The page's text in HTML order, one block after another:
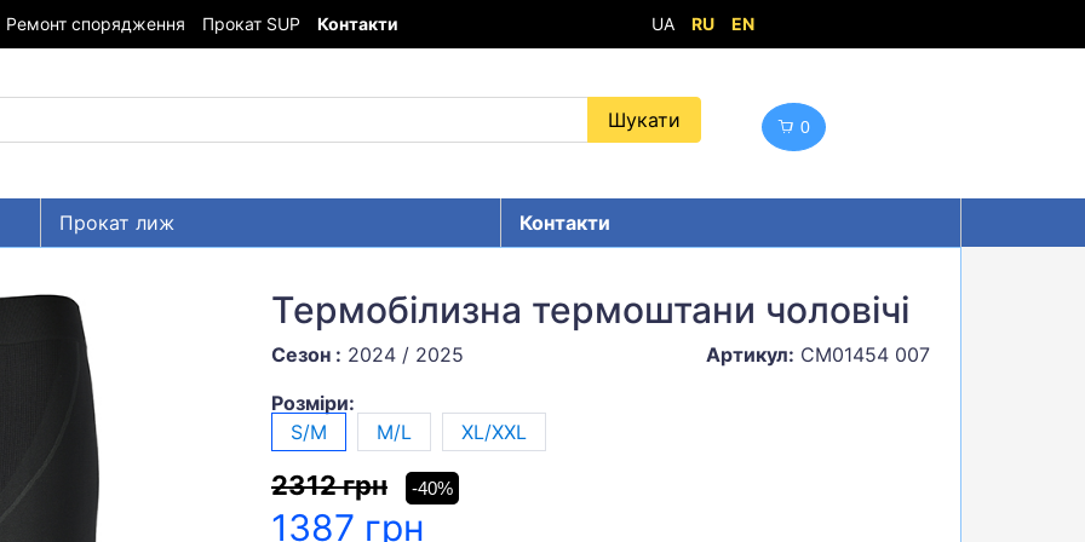
Ремонт спорядження Прокат SUP Контакти UA RU EN
0
Прокат лиж
Контакти
Термобілизна термоштани чоловічі
Сезон : 2024 / 2025 Артикул: CM01454 007
Розміри:
S/M
M/L XL/XXL
2312 грн -40%
1387 грн